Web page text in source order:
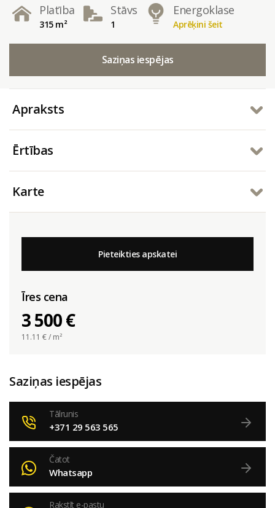
Platība
315 m²
Stāvs
1
Energoklase
Aprēķini šeit
Saziņas iespējas
Apraksts
Ērtības
Karte
Pieteikties apskatei
Īres cena
3 500 €
11.11 € / m²
Saziņas iespējas
Tālrunis
+371 29 563 565
Čatot
Whatsapp
Rakstīt e-pastu